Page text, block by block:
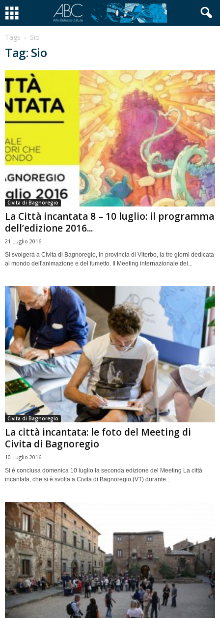
Tags Sio
Tag: Sio
Civita di Bagnoregio
La Città incantata 8 – 10 luglio: il programma
dell’edizione 2016...
21 Luglio 2016
Si svolgerà a Civita di Bagnoregio, in provincia di Viterbo, la tre giorni dedicata
al mondo dell'animazione e del fumetto. Il Meeting internazionale dei...
Civita di Bagnoregio
La città incantata: le foto del Meeting di
Civita di Bagnoregio
10 Luglio 2016
Si è conclusa domenica 10 luglio la seconda edizione del Meeting La città
incantata, che si è svolta a Civita di Bagnoregio (VT) durante...